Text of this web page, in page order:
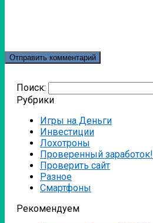
Поиск:
Рубрики
Игры на Деньги
Инвестиции
Лохотроны
Проверенный заработок!
Проверить сайт
Разное
Смартфоны
Рекомендуем